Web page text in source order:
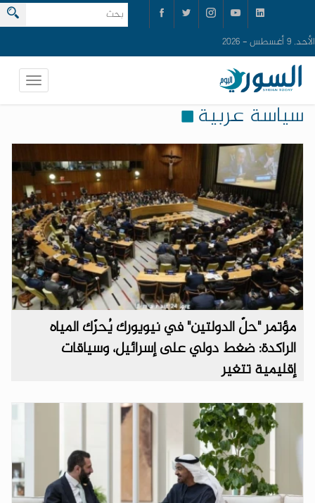
الأحد, 9 أغسطس - 2026
سياسة عربية
مؤتمر "حلّ الدولتين" في نيويورك يُحرّك المياه
الراكدة: ضغط دولي على إسرائيل، وسياقات
إقليمية تتغير